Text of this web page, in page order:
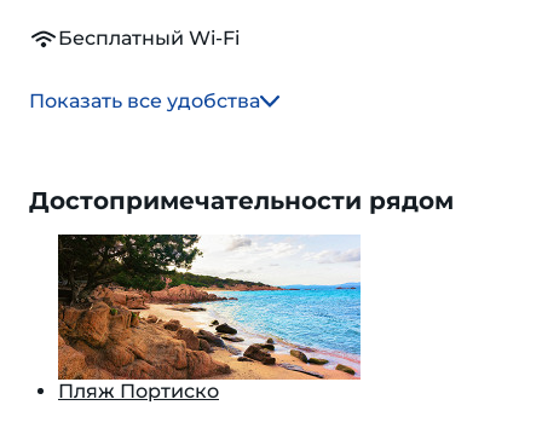
Бесплатный Wi-Fi
Показать все удобства
Достопримечательности рядом
Пляж Портиско